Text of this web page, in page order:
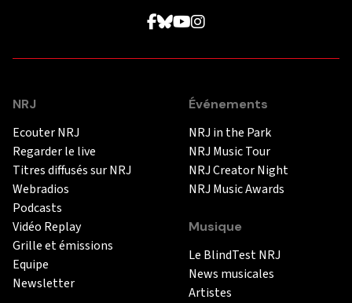
NRJ
Ecouter NRJ
Regarder le live
Titres diffusés sur NRJ
Webradios
Podcasts
Vidéo Replay
Grille et émissions
Equipe
Newsletter
Événements
NRJ in the Park
NRJ Music Tour
NRJ Creator Night
NRJ Music Awards
Musique
Le BlindTest NRJ
News musicales
Artistes